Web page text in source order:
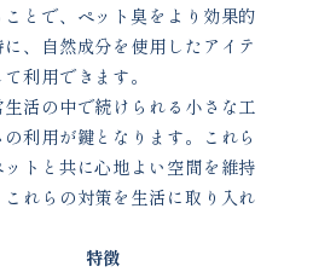
とで、ペット臭をより効果的
、自然成分を使用したアイテ
利用できます。
活の中で続けられる小さな工
利用が鍵となります。これら
トと共に心地よい空間を維持
れらの対策を生活に取り入れ
特徴